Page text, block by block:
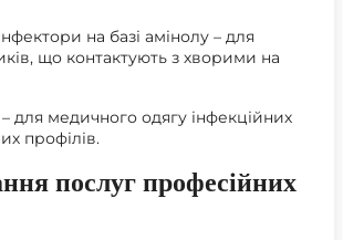
на базі амінолу – для
що контактують з хворими на
– для медичного одягу інфекційних
профілів.
послуг професійних